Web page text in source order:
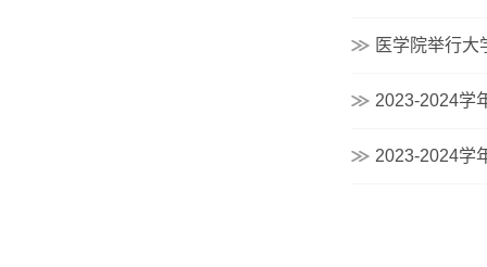
医学院举行大
2023-2024学
2023-2024学